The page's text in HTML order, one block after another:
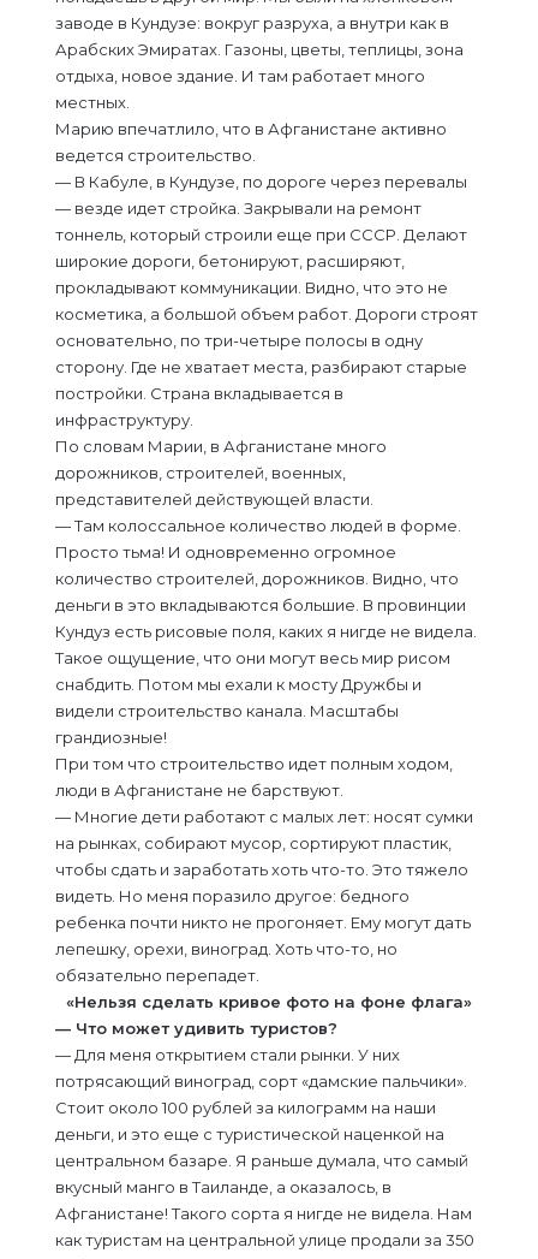
заводе в Кундузе: вокруг разруха, а внутри как в
Арабских Эмиратах. Газоны, цветы, теплицы, зона
отдыха, новое здание. И там работает много
местных.
Марию впечатлило, что в Афганистане активно
ведется строительство.
— В Кабуле, в Кундузе, по дороге через перевалы
— везде идет стройка. Закрывали на ремонт
тоннель, который строили еще при СССР. Делают
широкие дороги, бетонируют, расширяют,
прокладывают коммуникации. Видно, что это не
косметика, а большой объем работ. Дороги строят
основательно, по три-четыре полосы в одну
сторону. Где не хватает места, разбирают старые
постройки. Страна вкладывается в
инфраструктуру.
По словам Марии, в Афганистане много
дорожников, строителей, военных,
представителей действующей власти.
— Там колоссальное количество людей в форме.
Просто тьма! И одновременно огромное
количество строителей, дорожников. Видно, что
деньги в это вкладываются большие. В провинции
Кундуз есть рисовые поля, каких я нигде не видела.
Такое ощущение, что они могут весь мир рисом
снабдить. Потом мы ехали к мосту Дружбы и
видели строительство канала. Масштабы
грандиозные!
При том что строительство идет полным ходом,
люди в Афганистане не барствуют.
— Многие дети работают с малых лет: носят сумки
на рынках, собирают мусор, сортируют пластик,
чтобы сдать и заработать хоть что-то. Это тяжело
видеть. Но меня поразило другое: бедного
ребенка почти никто не прогоняет. Ему могут дать
лепешку, орехи, виноград. Хоть что-то, но
обязательно перепадет.
«Нельзя сделать кривое фото на фоне флага»
— Что может удивить туристов?
— Для меня открытием стали рынки. У них
потрясающий виноград, сорт «дамские пальчики».
Стоит около 100 рублей за килограмм на наши
деньги, и это еще с туристической наценкой на
центральном базаре. Я раньше думала, что самый
вкусный манго в Таиланде, а оказалось, в
Афганистане! Такого сорта я нигде не видела. Нам
как туристам на центральной улице продали за 350